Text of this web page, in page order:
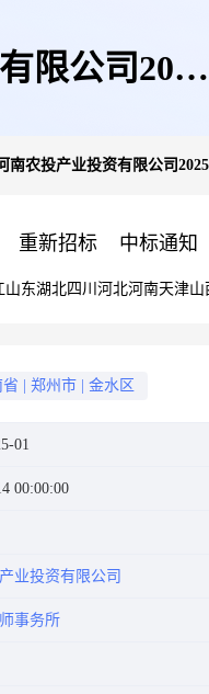
限公司2025
南农投产业投资有限公司
重新招标 中标通知
山东湖北四川 河北河南天津山
郑州市 金水区
01
00:00:00
业投资有限公司
事务所